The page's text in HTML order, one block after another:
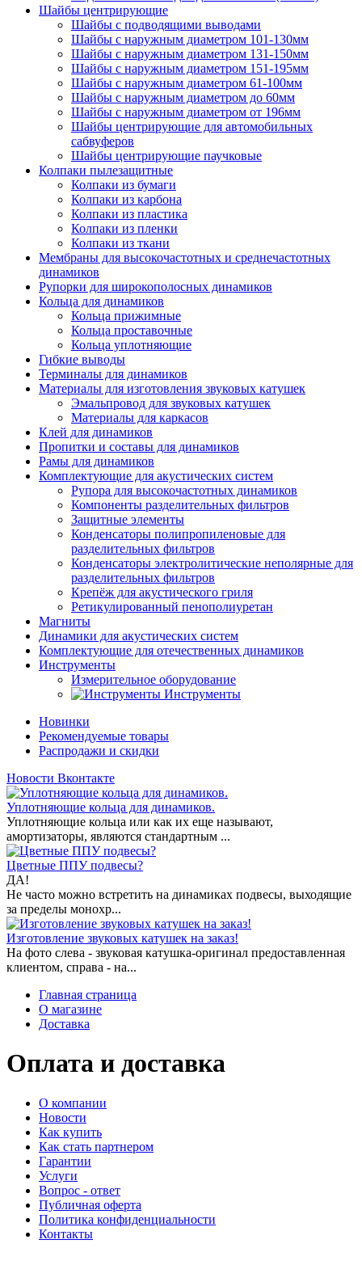
Шайбы центрирующие
Шайбы с подводящими выводами
Шайбы с наружным диаметром 101-130мм
Шайбы с наружным диаметром 131-150мм
Шайбы с наружным диаметром 151-195мм
Шайбы с наружным диаметром 61-100мм
Шайбы с наружным диаметром до 60мм
Шайбы с наружным диаметром от 196мм
Шайбы центрирующие для автомобильных
сабвуферов
Шайбы центрирующие паучковые
Колпаки пылезащитные
Колпаки из бумаги
Колпаки из карбона
Колпаки из пластика
Колпаки из пленки
Колпаки из ткани
Мембраны для высокочастотных и среднечастотных
динамиков
Рупорки для широкополосных динамиков
Кольца для динамиков
Кольца прижимные
Кольца проставочные
Кольца уплотняющие
Гибкие выводы
Терминалы для динамиков
Материалы для изготовления звуковых катушек
Эмальпровод для звуковых катушек
Материалы для каркасов
Клей для динамиков
Пропитки и составы для динамиков
Рамы для динамиков
Комплектующие для акустических систем
Рупора для высокочастотных динамиков
Компоненты разделительных фильтров
Защитные элементы
Конденсаторы полипропиленовые для
разделительных фильтров
Конденсаторы электролитические неполярные для
разделительных фильтров
Крепёж для акустического гриля
Ретикулированный пенополиуретан
Магниты
Динамики для акустических систем
Комплектующие для отечественных динамиков
Инструменты
Измерительное оборудование
Инструменты
Новинки
Рекомендуемые товары
Распродажи и скидки
Новости Вконтакте
Уплотняющие кольца для динамиков.
Уплотняющие кольца или как их еще называют,
амортизаторы, являются стандартным ...
Цветные ППУ подвесы?
ДА!
Не часто можно встретить на динамиках подвесы, выходящие
за пределы монохр...
Изготовление звуковых катушек на заказ!
На фото слева - звуковая катушка-оригинал предоставленная
клиентом, справа - на...
Главная страница
О магазине
Доставка
Оплата и доставка
О компании
Новости
Как купить
Как стать партнером
Гарантии
Услуги
Вопрос - ответ
Публичная оферта
Политика конфиденциальности
Контакты